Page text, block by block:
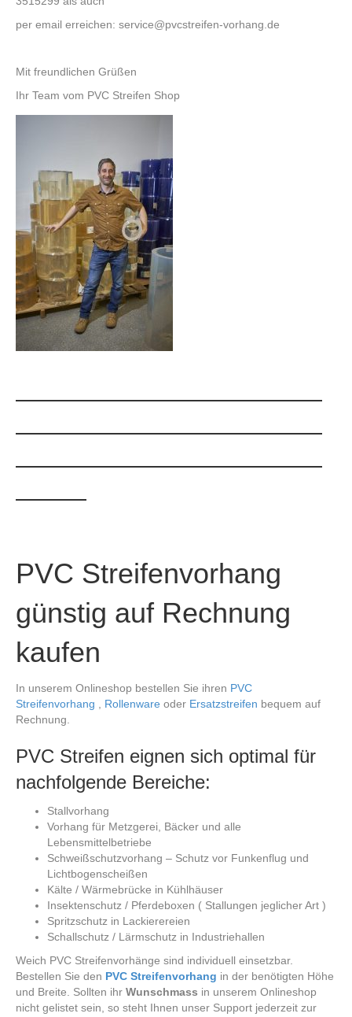
per email erreichen: service@pvcstreifen-vorhang.de
Mit freundlichen Grüßen
Ihr Team vom PVC Streifen Shop
—————————————
—————————————
—————————————
———
PVC Streifenvorhang
günstig auf Rechnung
kaufen
In unserem Onlineshop bestellen Sie ihren PVC
Streifenvorhang
Rollenware oder Ersatzstreifen bequem auf
Rechnung.
PVC Streifen eignen sich optimal für
nachfolgende Bereiche:
Stallvorhang
Vorhang für Metzgerei, Bäcker und alle
Lebensmittelbetriebe
Schweißschutzvorhang – Schutz vor Funkenflug und
Lichtbogenscheißen
Kälte / Wärmebrücke in Kühlhäuser
Insektenschutz / Pferdeboxen ( Stallungen jeglicher Art )
Spritzschutz in Lackierereien
Schallschutz / Lärmschutz in Industriehallen
Weich PVC Streifenvorhänge sind individuell einsetzbar.
Bestellen Sie den PVC Streifenvorhang in der benötigten Höhe
und Breite. Sollten ihr Wunschmass in unserem Onlineshop
nicht gelistet sein, so steht Ihnen unser Support jederzeit zur